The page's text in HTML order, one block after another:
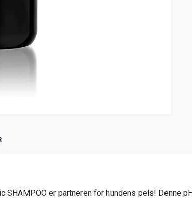
SHAMPOO er partneren for hundens pels! Denne